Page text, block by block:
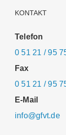
KONTAKT
Telefon
0 51 21 / 95
Fax
0 51 21 / 95
E-Mail
info@gfvt.de